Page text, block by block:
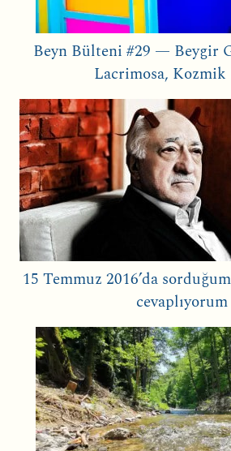
Beyn Bülteni #29 — Beygir
Lacrimosa, Kozmik
15 Temmuz 2016’da
cevaplıyorum